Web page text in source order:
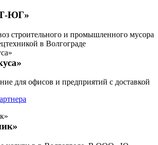
ЮГ»
строительного и промышленного мусора
в Волгограде
для офисов и предприятий с доставкой